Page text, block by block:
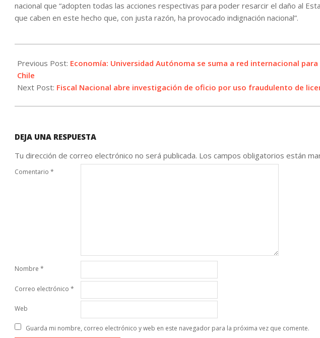
nacional que “adopten todas las acciones respectivas para poder resarcir el daño al
que caben en este hecho que, con justa razón, ha provocado indignación nacional”.
05-
22
Previous Post: Economía: Universidad Autónoma se suma a red internacional
Chile
Next Post: Fiscal Nacional abre investigación de oficio por uso fraudulento de
DEJA UNA RESPUESTA
Tu dirección de correo electrónico no será publicada. Los campos obligatorios están
Comentario *
Nombre *
Correo electrónico *
Web
Guarda mi nombre, correo electrónico y web en este navegador para la próxima vez que comente.